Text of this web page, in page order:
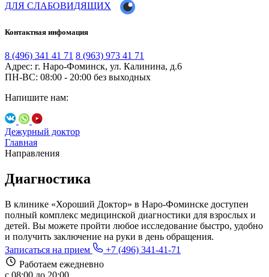
ДЛЯ СЛАБОВИДЯЩИХ
Контактная инфомация
8 (496) 341 41 71 8 (963) 973 41 71
Адрес: г. Наро-Фоминск, ул. Калинина, д.6
ПН-ВС: 08:00 - 20:00 без выходных
Напишите нам:
Дежурный доктор
Главная
Направления
Диагностика
В клинике «Хороший Доктор» в Наро-Фоминске доступен
полный комплекс медицинской диагностики для взрослых и
детей. Вы можете пройти любое исследование быстро, удобно
и получить заключение на руки в день обращения.
Записаться на прием
+7 (496) 341-41-71
Работаем ежедневно